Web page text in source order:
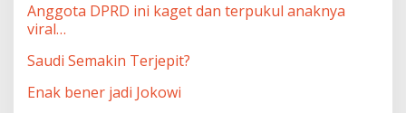
Anggota DPRD ini kaget dan terpukul anaknya
viral…
Saudi Semakin Terjepit?
Enak bener jadi Jokowi